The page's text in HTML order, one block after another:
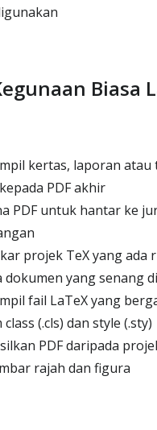
Biasa
kertas, laporan atau
PDF akhir
PDF untuk hantar ke
projek TeX yang ada
dokumen yang senang
fail LaTeX yang
(.cls) dan style (.sty)
PDF daripada
rajah dan figura